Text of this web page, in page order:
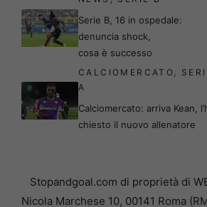
Serie B, 16 in ospedale:
denuncia shock,
cosa è successo
CALCIOMERCATO
A
Calciomercato: arriva Kean,
chiesto il nuovo allenatore
Stopandgoal.com di proprietà di
Nicola Marchese 10, 00141 Roma